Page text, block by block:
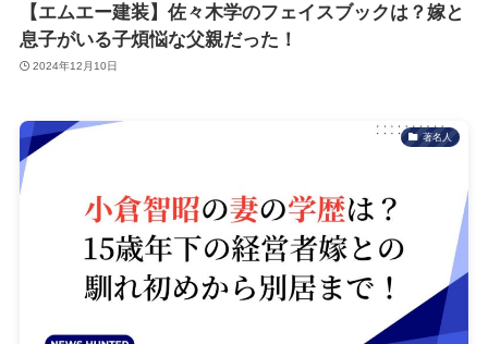
【エムエー建装】佐々木学のフェイスブックは？嫁と
息子がいる子煩悩な父親だった！
2024年12月10日
著名人